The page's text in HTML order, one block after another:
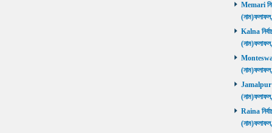
Memari
Kalna
Monteswar
Jamalpur
Raina